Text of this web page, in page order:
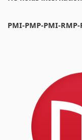
PMI-PMP-PMI-RMP-